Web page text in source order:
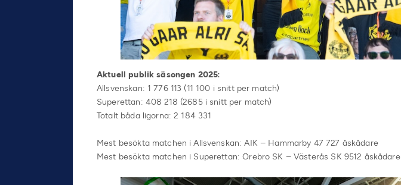
Aktuell publik säsongen 2025:
Allsvenskan: 1 776 113 (11 100 i snitt per match)
Superettan: 408 218 (2685 i snitt per match)
Totalt båda ligorna: 2 184 331
Mest besökta matchen i Allsvenskan: AIK – Hammarby 47 727 åskådare
Mest besökta matchen i Superettan: Örebro SK – Västerås SK 9512 åskådare